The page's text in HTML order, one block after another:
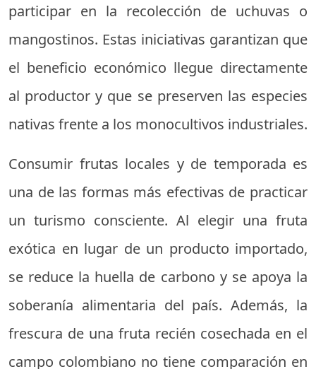
participar en la recolección de uchuvas o
mangostinos. Estas iniciativas garantizan que
el beneficio económico llegue directamente
al productor y que se preserven las especies
nativas frente a los monocultivos industriales.
Consumir frutas locales y de temporada es
una de las formas más efectivas de practicar
un turismo consciente. Al elegir una fruta
exótica en lugar de un producto importado,
se reduce la huella de carbono y se apoya la
soberanía alimentaria del país. Además, la
frescura de una fruta recién cosechada en el
campo colombiano no tiene comparación en